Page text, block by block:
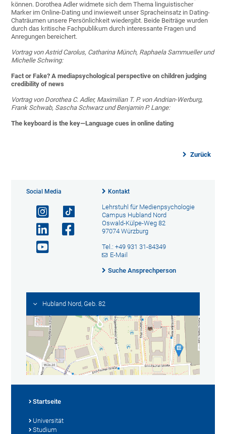
können. Dorothea Adler widmete sich dem Thema linguistischer
Marker im Online-Dating und inwieweit unser Spracheinsatz in Dating-
Chaträumen unsere Persönlichkeit wiedergibt. Beide Beiträge wurden
durch das kritische Fachpublikum durch interessante Fragen und
Anregungen bereichert.
Vortrag von Astrid Carolus, Catharina Münch, Raphaela Sammueller und
Michelle Schwing:
Fact or Fake? A mediapsychological perspective on children judging
credibility of news
Vortrag von Dorothea C. Adler, Maximilian T. P. von Andrian-Werburg,
Frank Schwab, Sascha Schwarz und Benjamin P. Lange:
The keyboard is the key—Language cues in online dating
Zurück
Social Media Kontakt
Lehrstuhl für Medienpsychologie
Campus Hubland Nord
Oswald-Külpe-Weg 82
97074 Würzburg
Tel.: +49 931 31-84349
E-Mail
Suche Ansprechperson
Hubland Nord, Geb. 82
Startseite
Universität
Studium